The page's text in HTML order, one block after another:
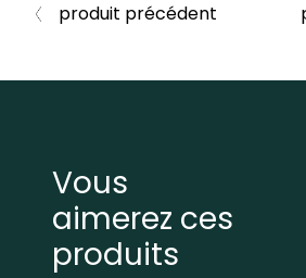
produit précédent
Vous
aimerez ces
produits